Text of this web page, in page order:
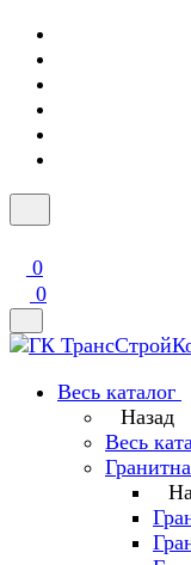
0
0
Весь каталог
Назад
Весь